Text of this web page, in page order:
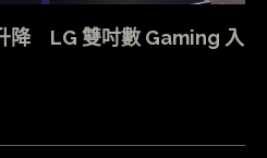
降 LG 雙吋數 Gaming 入